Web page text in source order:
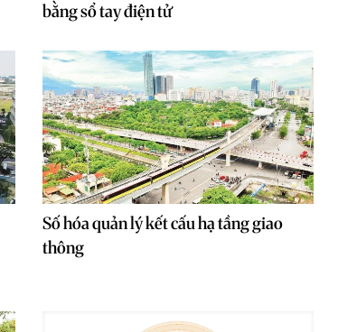
bằng sổ tay điện tử
Số hóa quản lý kết cấu hạ tầng giao
thông